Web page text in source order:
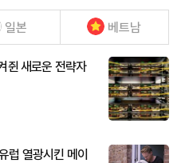
일본 베트남
쥔 새로운 전략자
럽 열광시킨 메이